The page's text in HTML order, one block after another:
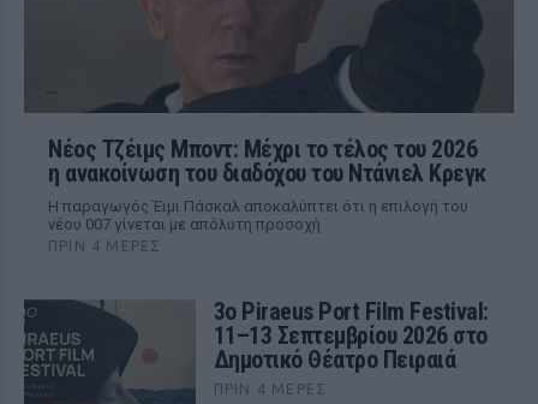
Νέος Τζέιμς Μποντ: Μέχρι το τέλος του 2026
η ανακοίνωση του διαδόχου του Ντάνιελ Κρεγκ
Η παραγωγός Έιμι Πάσκαλ αποκαλύπτει ότι η επιλογή του
νέου 007 γίνεται με απόλυτη προσοχή
ΠΡΙΝ 4 ΜΈΡΕΣ
3ο Piraeus Port Film Festival:
11–13 Σεπτεμβρίου 2026 στο
Δημοτικό Θέατρο Πειραιά
ΠΡΙΝ 4 ΜΈΡΕΣ